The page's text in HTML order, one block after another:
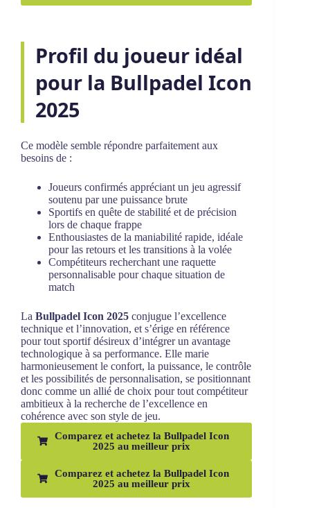
Profil du joueur idéal
pour la Bullpadel Icon
2025
Ce modèle semble répondre parfaitement aux
besoins de :
Joueurs confirmés appréciant un jeu agressif
soutenu par une puissance brute
Sportifs en quête de stabilité et de précision
lors de chaque frappe
Enthousiastes de la maniabilité rapide, idéale
pour las retours et les transitions à la volée
Compétiteurs recherchant une raquette
personnalisable pour chaque situation de
match
La Bullpadel Icon 2025 conjugue l’excellence
technique et l’innovation, et s’érige en référence
pour tout sportif désireux d’intégrer un avantage
technologique à sa performance. Elle marie
harmonieusement le confort, la puissance, le contrôle
et les possibilités de personnalisation, se positionnant
donc comme un allié de choix pour tout compétiteur
ambitieux à la recherche de l’excellence en
cohérence avec son style de jeu.
Comparez et achetez la Bullpadel Icon
2025 au meilleur prix
Comparez et achetez la Bullpadel Icon
2025 au meilleur prix